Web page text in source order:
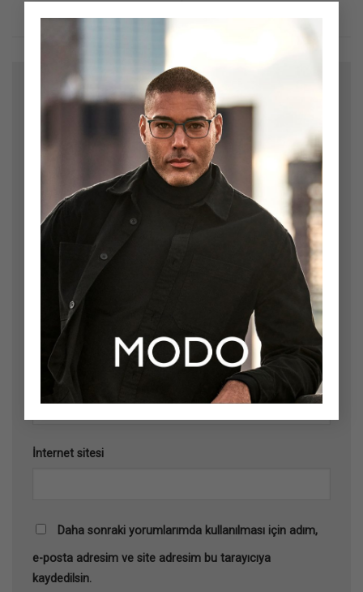
×
Bir yanıt yazın
E-posta adresiniz yayınlanmayacak.
ile işaretlenmişlerdir
E-posta
İnternet sitesi
Daha sonraki yorumlarımda kullanılması için adım,
e-posta adresim ve site adresim bu tarayıcıya
kaydedilsin.